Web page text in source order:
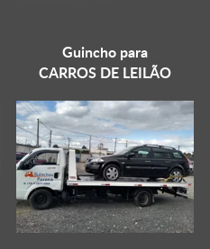
Guincho para
CARROS DE LEILÃO